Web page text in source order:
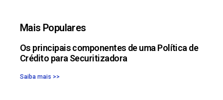
Mais Populares
Os principais componentes de uma Política de
Crédito para Securitizadora
Saiba mais >>